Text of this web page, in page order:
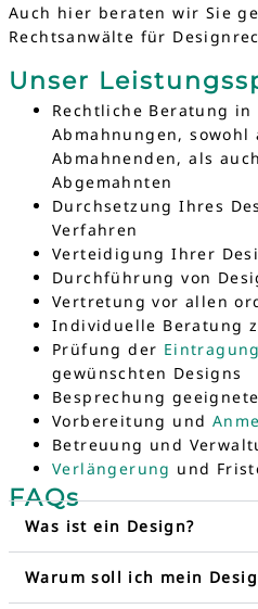
Auch hier beraten wir Sie
Rechtsanwälte für
Unser
Rechtliche Beratung in
Abmahnungen, sowohl
Abmahnenden, als
Abgemahnten
Durchsetzung Ihres
Verfahren
Verteidigung Ihrer
Durchführung von
Vertretung vor allen
Individuelle Beratung
Prüfung der
gewünschten Designs
Besprechung
Vorbereitung und
Betreuung und
Verlängerung und
FAQs
Was ist ein Design?
Warum soll ich mein